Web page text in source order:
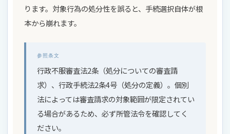
ります。対象行為の処分性を誤ると、手続選択自体が根
本から崩れます。
参照条文
行政不服審査法2条（処分についての審査請
求）、行政手続法2条4号（処分の定義）。個別
法によっては審査請求の対象範囲が限定されてい
る場合があるため、必ず所管法令を確認してく
ださい。